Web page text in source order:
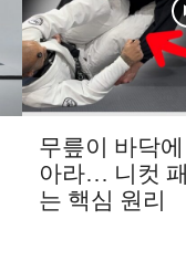
무릎이 바닥
아라… 니컷
는 핵심 원리